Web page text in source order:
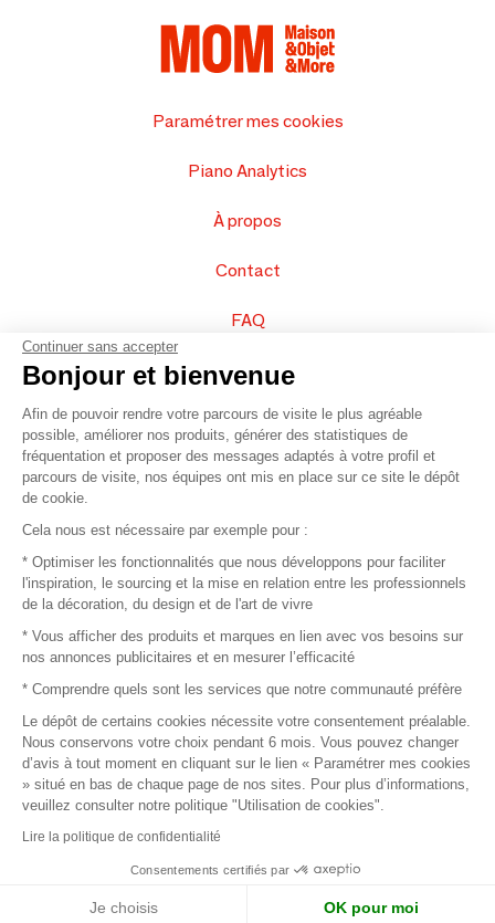
Paramétrer mes cookies
Piano Analytics
À propos
Contact
FAQ
Vendez vos produits
Plan du site
© 2016 –Organisation SAFI
Recrutement
Mentions légales
Conditions commerciales
Piano Analytics
Continuer sans accepter
Bonjour et bienvenue
Afin de pouvoir rendre votre parcours de visite le plus agréable
possible, améliorer nos produits, générer des statistiques de
fréquentation et proposer des messages adaptés à votre profil et
parcours de visite, nos équipes ont mis en place sur ce site le dépôt
de cookie.
Cela nous est nécessaire par exemple pour :
* Optimiser les fonctionnalités que nous développons pour faciliter
l'inspiration, le sourcing et la mise en relation entre les professionnels
de la décoration, du design et de l'art de vivre
* Vous afficher des produits et marques en lien avec vos besoins sur
nos annonces publicitaires et en mesurer l’efficacité
* Comprendre quels sont les services que notre communauté préfère
Le dépôt de certains cookies nécessite votre consentement préalable.
Nous conservons votre choix pendant 6 mois. Vous pouvez changer
d’avis à tout moment en cliquant sur le lien « Paramétrer mes cookies
» situé en bas de chaque page de nos sites. Pour plus d’informations,
veuillez consulter notre politique "Utilisation de cookies".
Lire la politique de confidentialité
Consentements certifiés par
Je choisis OK pour moi